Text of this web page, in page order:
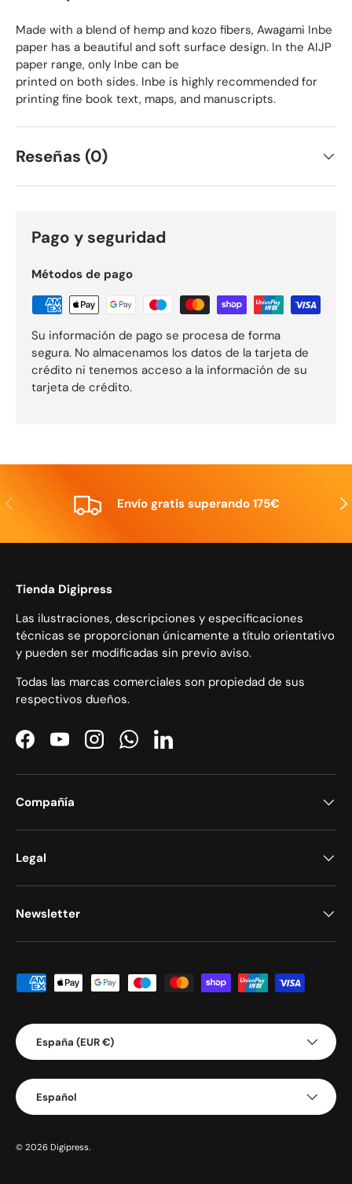
Made with a blend of hemp and kozo fibers, Awagami Inbe
paper has a beautiful and soft surface design. In the AIJP
paper range, only Inbe can be
printed on both sides. Inbe is highly recommended for
printing fine book text, maps, and manuscripts.
Reseñas (0)
Pago y seguridad
Métodos de pago
Su información de pago se procesa de forma
segura. No almacenamos los datos de la tarjeta de
crédito ni tenemos acceso a la información de su
tarjeta de crédito.
Anterior Envío gratis superando 175€
Tienda Digipress
Las ilustraciones, descripciones y especificaciones
técnicas se proporcionan únicamente a título orientativo
y pueden ser modificadas sin previo aviso.
Todas las marcas comerciales son propiedad de sus
respectivos dueños.
FacebookYouTubeInstagramWhatsAppLinkedIn
Compañía
Legal
Newsletter
Formas de pago aceptadas
País/Región
España (EUR €)
Idioma
Español
© 2026 Digipress.